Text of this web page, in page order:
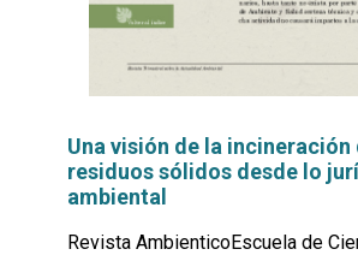
Una visión de la incineración
residuos sólidos desde lo
ambiental
Revista AmbienticoEscuela de